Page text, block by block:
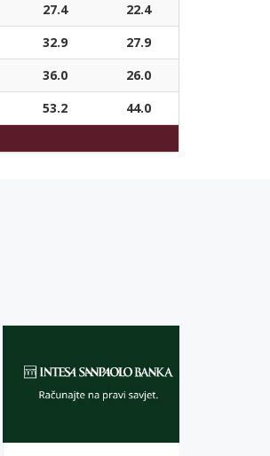
27.4
22.4
32.9
27.9
36.0
26.0
53.2 44.0